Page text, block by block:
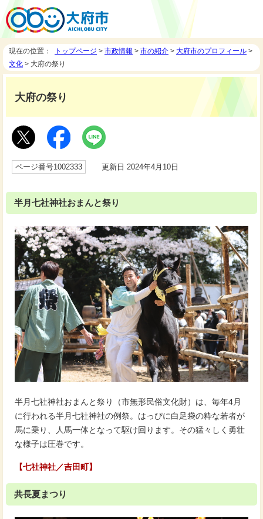
現在の位置： トップページ > 市政情報 > 市の紹介 > 大府市のプロフィール >
文化 > 大府の祭り
大府の祭り
ページ番号1002333 更新日 2024年4月10日
半月七社神社おまんと祭り
半月七社神社おまんと祭り（市無形民俗文化財）は、毎年4月
に行われる半月七社神社の例祭。はっぴに白足袋の粋な若者が
馬に乗り、人馬一体となって駆け回ります。その猛々しく勇壮
な様子は圧巻です。
【七社神社／吉田町】
共長夏まつり